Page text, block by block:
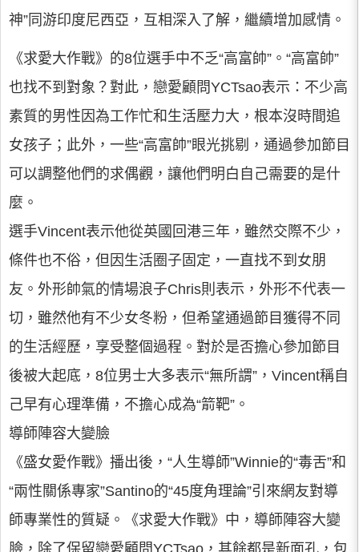
神”同游印度尼西亞，互相深入了解，繼續增加感情。
《求愛大作戰》的8位選手中不乏“高富帥”。“高富帥”
也找不到對象？對此，戀愛顧問YCTsao表示：不少高
素質的男性因為工作忙和生活壓力大，根本沒時間追
女孩子；此外，一些“高富帥”眼光挑剔，通過參加節目
可以調整他們的求偶觀，讓他們明白自己需要的是什
麼。
選手Vincent表示他從英國回港三年，雖然交際不少，
條件也不俗，但因生活圈子固定，一直找不到女朋
友。外形帥氣的情場浪子Chris則表示，外形不代表一
切，雖然他有不少女冬粉，但希望通過節目獲得不同
的生活經歷，享受整個過程。對於是否擔心參加節目
後被大起底，8位男士大多表示“無所謂”，Vincent稱自
己早有心理準備，不擔心成為“箭靶”。
導師陣容大變臉
《盛女愛作戰》播出後，“人生導師”Winnie的“毒舌”和
“兩性關係專家”Santino的“45度角理論”引來網友對導
師專業性的質疑。《求愛大作戰》中，導師陣容大變
臉，除了保留戀愛顧問YCTsao，其餘都是新面孔，包